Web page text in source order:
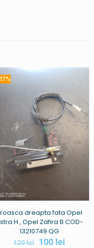
dreapta fata Opel
H , Opel Zafira B COD-
13210749 QG
120lei 100 lei